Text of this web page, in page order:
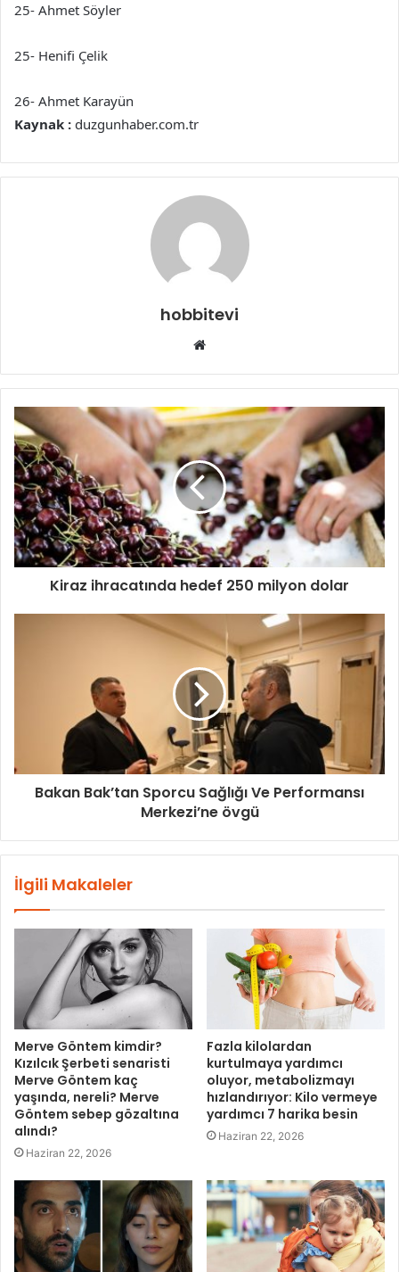
25- Ahmet Söyler
25- Henifi Çelik
26- Ahmet Karayün
Kaynak : duzgunhaber.com.tr
hobbitevi
Web
Kiraz ihracatında hedef 250 milyon dolar
Bakan Bak’tan Sporcu Sağlığı Ve Performansı
Merkezi’ne övgü
İlgili Makaleler
Merve Göntem kimdir?
Kızılcık Şerbeti senaristi
Merve Göntem kaç
yaşında, nereli? Merve
Göntem sebep gözaltına
alındı?
Haziran 22, 2026
Fazla kilolardan
kurtulmaya yardımcı
oluyor, metabolizmayı
hızlandırıyor: Kilo vermeye
yardımcı 7 harika besin
Haziran 22, 2026